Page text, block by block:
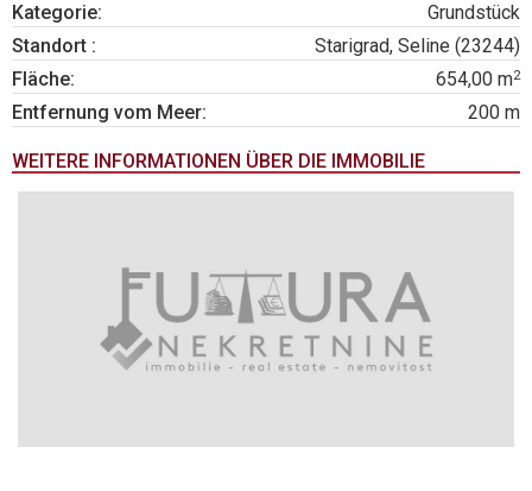
Kategorie:
Grundstück
Standort :
Starigrad, Seline (23244)
Fläche:
654,00 m2
Entfernung vom Meer: 200 m
WEITERE INFORMATIONEN ÜBER DIE IMMOBILIE